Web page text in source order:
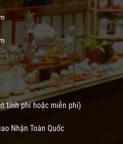
tính phí hoặc miễn phí)
Nhận Toàn Quốc